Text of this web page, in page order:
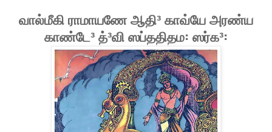
வால்மீகி ராமாயணே ஆதி³ காவ்யே அரண்ய
காண்டே³ த்³வி ஸப்ததிதம꞉ ஸர்க³꞉